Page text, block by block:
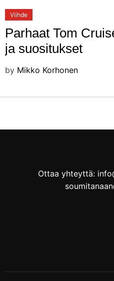
Viihde
Parhaat Tom
ja suositukset
by Mikko Korhonen
Ottaa yhteyttä: